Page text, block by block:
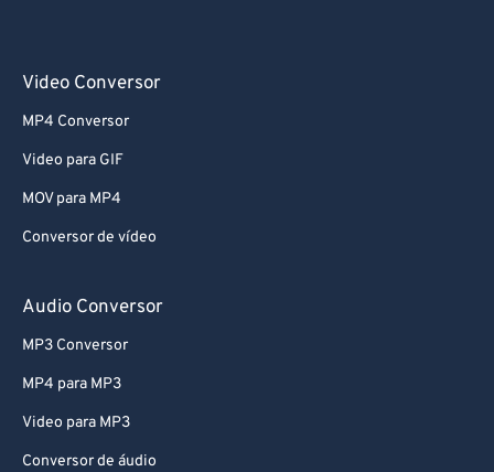
Video Conversor
MP4 Conversor
Video para GIF
MOV para MP4
Conversor de vídeo
Audio Conversor
MP3 Conversor
MP4 para MP3
Video para MP3
Conversor de áudio